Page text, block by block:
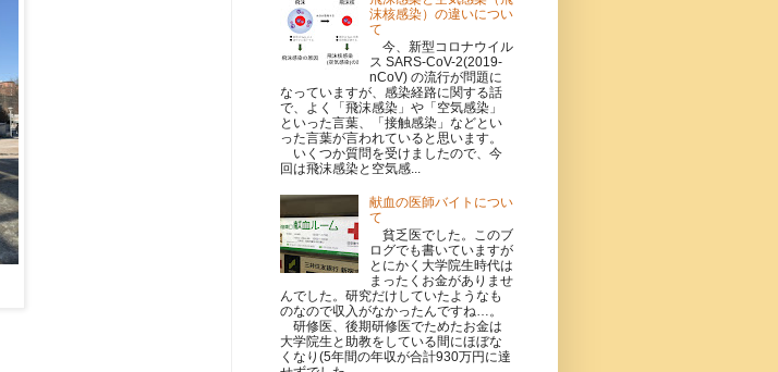
沫核感染）の違いについ
て
今、新型コロナウイル
ス SARS-CoV-2(2019-
nCoV) の流行が問題に
なっていますが、感染経路に関する話
で、よく「飛沫感染」や「空気感染」
といった言葉、「接触感染」などとい
った言葉が言われていると思います。
いくつか質問を受けましたので、今
回は飛沫感染と空気感...
献血の医師バイトについ
て
貧乏医でした。このブ
ログでも書いていますが
とにかく大学院生時代は
まったくお金がありませ
んでした。研究だけしていたようなも
のなので収入がなかったんですね…。
研修医、後期研修医でためたお金は
大学院生と助教をしている間にほぼな
くなり(5年間の年収が合計930万円に達